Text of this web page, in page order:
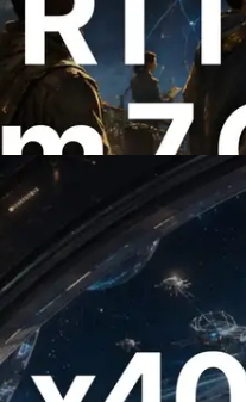
ทั่วโลก พร้อม
API